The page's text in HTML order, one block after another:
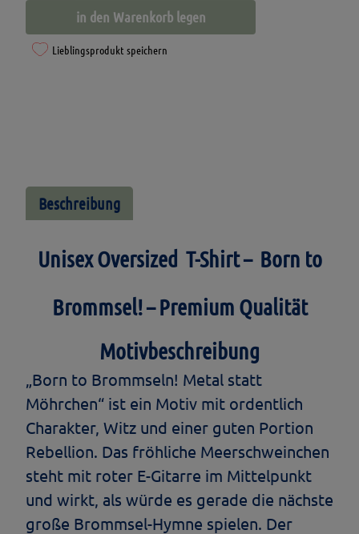
Shirt
Brommsel"
Menge
in den Warenkorb legen
Lieblingsprodukt speichern
Beschreibung
Unisex Oversized T-Shirt – Born to
Brommsel! – Premium Qualität
Motivbeschreibung
„Born to Brommseln! Metal statt
Möhrchen“ ist ein Motiv mit ordentlich
Charakter, Witz und einer guten Portion
Rebellion. Das fröhliche Meerschweinchen
steht mit roter E-Gitarre im Mittelpunkt
und wirkt, als würde es gerade die nächste
große Brommsel-Hymne spielen. Der